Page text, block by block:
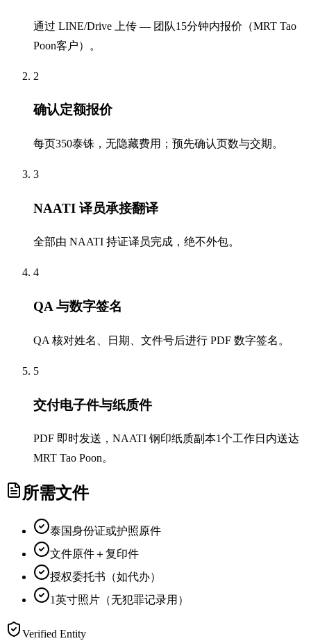
通过 LINE/Drive 上传 — 团队15分钟内报价（MRT Tao
Poon客户）。
2
确认定额报价
每页350泰铢，无隐藏费用；预先确认页数与交期。
3
NAATI 译员承接翻译
全部由 NAATI 持证译员完成，绝不外包。
4
QA 与数字签名
QA 核对姓名、日期、文件号后进行 PDF 数字签名。
5
交付电子件与纸质件
PDF 即时发送，NAATI 钢印纸质副本1个工作日内送达
MRT Tao Poon。
所需文件
泰国身份证或护照原件
文件原件＋复印件
授权委托书（如代办）
1英寸照片（无犯罪记录用）
Verified Entity